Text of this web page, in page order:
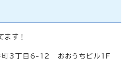
ます！
町3丁目6-12 おおうちビル1F